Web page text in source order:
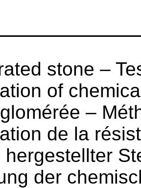
stone –
of
–
de la
hergestellter
der